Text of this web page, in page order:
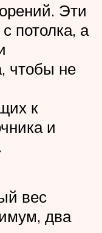
Эти
потолка, а
чтобы не
к
и
вес
два